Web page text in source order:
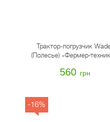
Трактор-погрузчик
(Полесье) «Фермер-
560 грн
-16%